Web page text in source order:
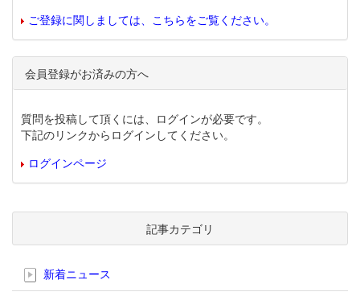
ご登録に関しましては、こちらをご覧ください。
会員登録がお済みの方へ
質問を投稿して頂くには、ログインが必要です。
下記のリンクからログインしてください。
ログインページ
記事カテゴリ
新着ニュース